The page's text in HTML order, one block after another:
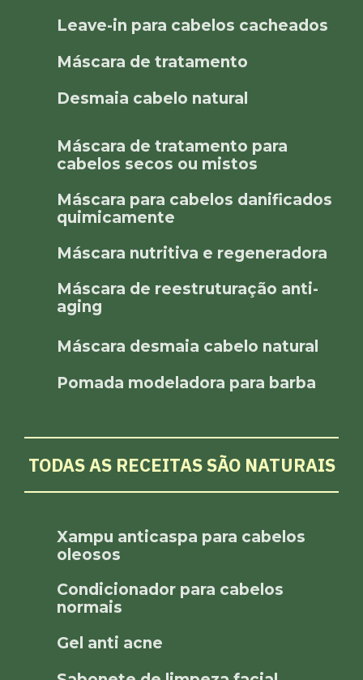
Leave-in para cabelos cacheados
Máscara de tratamento
Desmaia cabelo natural
Máscara de tratamento para
cabelos secos ou mistos
Máscara para cabelos danificados
quimicamente
Máscara nutritiva e regeneradora
Máscara de reestruturação anti-
aging
Máscara desmaia cabelo natural
Pomada modeladora para barba
TODAS AS RECEITAS SÃO NATURAIS
Xampu anticaspa para cabelos
oleosos
Condicionador para cabelos
normais
Gel anti acne